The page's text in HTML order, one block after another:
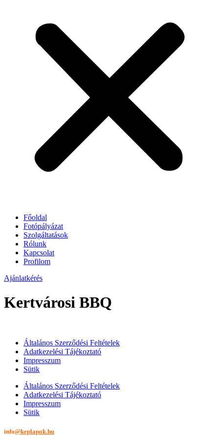
Főoldal
Fotópályázat
Szolgáltatások
Rólunk
Kapcsolat
Profilom
Ajánlatkérés
Kertvárosi BBQ
Általános Szerződési Feltételek
Adatkezelési Tájékoztató
Impresszum
Sütik
Általános Szerződési Feltételek
Adatkezelési Tájékoztató
Impresszum
Sütik
info@keplapok.hu